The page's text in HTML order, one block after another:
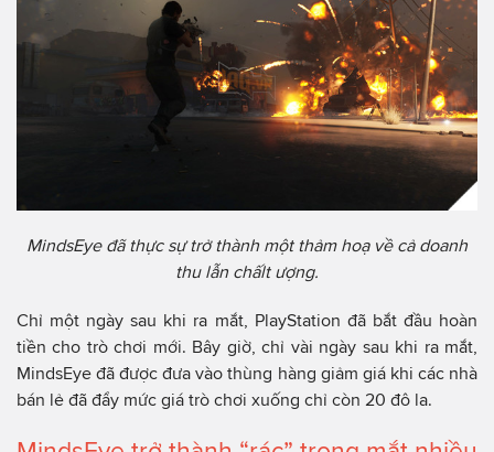
MindsEye đã thực sự trở thành một thảm hoạ về cả doanh
thu lẫn chấlt ượng.
Chỉ một ngày sau khi ra mắt, PlayStation đã bắt đầu hoàn
tiền cho trò chơi mới. Bây giờ, chỉ vài ngày sau khi ra mắt,
MindsEye đã được đưa vào thùng hàng giảm giá khi các nhà
bán lẻ đã đẩy mức giá trò chơi xuống chỉ còn 20 đô la.